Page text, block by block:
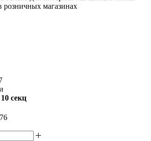
розничных магазинах
10 секц